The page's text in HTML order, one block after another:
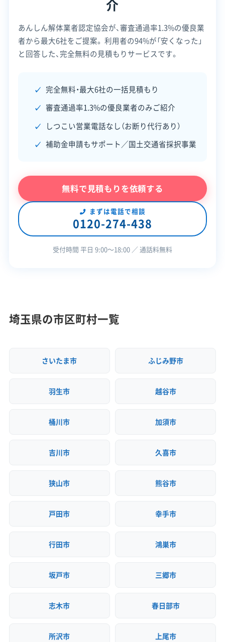
小鹿野町は独自の最終処分場を持っておらず、廃棄
物の処理は「秩父広域市町村圏組合」の枠組みで行
っています。
ただし、組合の施設で処理できるのは家庭から出る
一般廃棄物だけです。建物の解体で発生する木く
ず、コンクリート塊、アスベストといった産業廃棄
物は一切受け入れていません。
したがって、解体で出た廃材はすべて、専門業者が
マニフェスト（産業廃棄物管理票）を発行した上で、
秩父市内や寄居町方面にある民間の中間処理施設
まで運搬し、適正に処理する必要があります。この
運搬距離の長さが、見積もりにおける運搬費を押し
上げる一因になっています。
運営者 稲垣
な傾斜地や狭い道といった地形的
家の解体では、アスベスト対策や景
町内業者を利用すると手厚くなる
に準備を進めることをお勧めしま
【宅地建物取引業許可】
埼玉県知事：第15826号
全部見る
この解体業者の特徴
企業経
験・規模
創業30年以上
保有資格 建設業許可
ビス
自社ホームページ
無料見積もり
不動産取引
建設リサイクル届
0494-75-2810
営業時間 9:00～19:00
営業日 月・火・水・木・金・土
建物構造
土木工事業
外構工事業
許可番号
【建設業許可】
埼玉県知事：第014669号
【産業廃棄物収集運搬業許可】
埼玉県知事：第01103107453号
全部見る
介
あんしん解体業者認定協会が、審査通過率1.3%の優良業
者から最大6社をご提案。 利用者の94%が「安くなった」
と回答した、完全無料の見積もりサービスです。
完全無料・最大6社の一括見積もり
審査通過率1.3%の優良業者のみご紹介
しつこい営業電話なし（お断り代行あり）
補助金申請もサポート／国土交通省採択事業
無料で見積もりを依頼する
まずは電話で相談
0120-274-438
受付時間 平日 9:00〜18:00 ／ 通話料無料
埼玉県の市区町村一覧
さいたま市 ふじみ野市
羽生市 越谷市
桶川市 加須市
吉川市 久喜市
狭山市 熊谷市
戸田市 幸手市
行田市 鴻巣市
坂戸市 三郷市
志木市 春日部市
所沢市 上尾市